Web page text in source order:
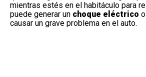
mientras estés en el habitáculo para
puede generar un choque eléctrico o
causar un grave problema en el auto.